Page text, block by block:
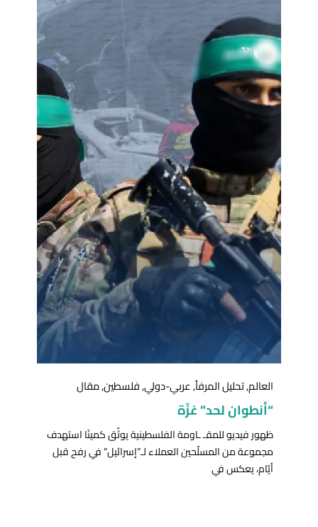
العالم,تحليل المرفأ,عربي-دولي,فلسطين,مقال
“أنطوان لحد” غزّة
ظهور فيديو للمقـ ـاومة الفلسطينية يوثّق كمينًا استهدف
مجموعة من المسلّحين العملاء لـ”إسرائيل” في رفح قبل
أيّام، يعكس في